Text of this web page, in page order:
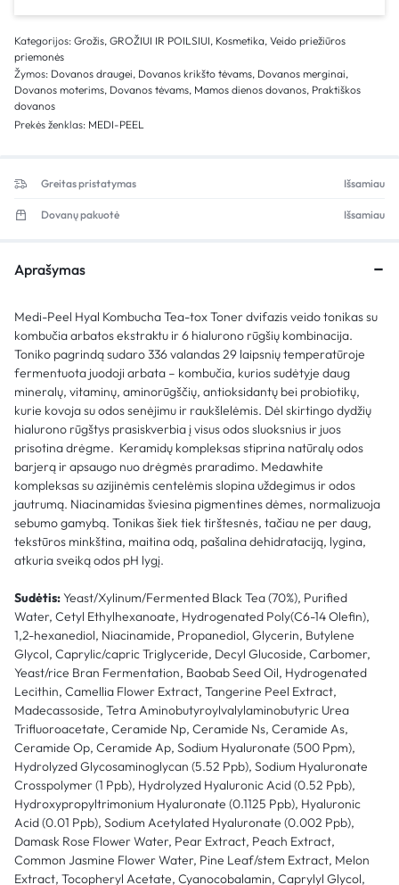
Kategorijos: Grožis, GROŽIUI IR POILSIUI, Kosmetika, Veido priežiūros
priemonės
Žymos: Dovanos draugei, Dovanos krikšto tėvams, Dovanos merginai,
Dovanos moterims, Dovanos tėvams, Mamos dienos dovanos, Praktiškos
dovanos
Prekės ženklas: MEDI-PEEL
Greitas pristatymas Išsamiau
Dovanų pakuotė Išsamiau
Aprašymas
Medi-Peel Hyal Kombucha Tea-tox Toner dvifazis veido tonikas su
kombučia arbatos ekstraktu ir 6 hialurono rūgšių kombinacija.
Toniko pagrindą sudaro 336 valandas 29 laipsnių temperatūroje
fermentuota juodoji arbata – kombučia, kurios sudėtyje daug
mineralų, vitaminų, aminorūgščių, antioksidantų bei probiotikų,
kurie kovoja su odos senėjimu ir raukšlelėmis. Dėl skirtingo dydžių
hialurono rūgštys prasiskverbia į visus odos sluoksnius ir juos
prisotina drėgme. Keramidų kompleksas stiprina natūralų odos
barjerą ir apsaugo nuo drėgmės praradimo. Medawhite
kompleksas su azijinėmis centelėmis slopina uždegimus ir odos
jautrumą. Niacinamidas šviesina pigmentines dėmes, normalizuoja
sebumo gamybą. Tonikas šiek tiek tirštesnės, tačiau ne per daug,
tekstūros minkština, maitina odą, pašalina dehidrataciją, lygina,
atkuria sveiką odos pH lygį.
Sudėtis:Yeast/Xylinum/Fermented Black Tea (70%), Purified
Water, Cetyl Ethylhexanoate, Hydrogenated Poly(C6-14 Olefin),
1,2-hexanediol, Niacinamide, Propanediol, Glycerin, Butylene
Glycol, Caprylic/capric Triglyceride, Decyl Glucoside, Carbomer,
Yeast/rice Bran Fermentation, Baobab Seed Oil, Hydrogenated
Lecithin, Camellia Flower Extract, Tangerine Peel Extract,
Madecassoside, Tetra Aminobutyroylvalylaminobutyric Urea
Trifluoroacetate, Ceramide Np, Ceramide Ns, Ceramide As,
Ceramide Op, Ceramide Ap, Sodium Hyaluronate (500 Ppm),
Hydrolyzed Glycosaminoglycan (5.52 Ppb), Sodium Hyaluronate
Crosspolymer (1 Ppb), Hydrolyzed Hyaluronic Acid (0.52 Ppb),
Hydroxypropyltrimonium Hyaluronate (0.1125 Ppb), Hyaluronic
Acid (0.01 Ppb), Sodium Acetylated Hyaluronate (0.002 Ppb),
Damask Rose Flower Water, Pear Extract, Peach Extract,
Common Jasmine Flower Water, Pine Leaf/stem Extract, Melon
Extract, Tocopheryl Acetate, Cyanocobalamin, Caprylyl Glycol,